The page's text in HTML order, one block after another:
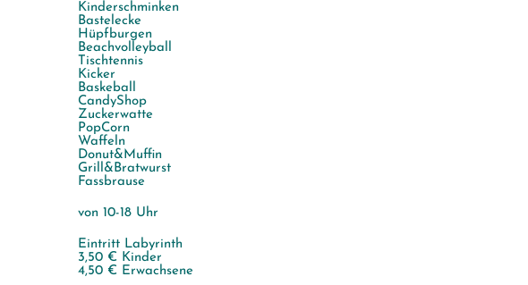
Kinderschminken
Bastelecke
Hüpfburgen
Beachvolleyball
Tischtennis
Kicker
Baskeball
CandyShop
Zuckerwatte
PopCorn
Waffeln
Donut&Muffin
Grill&Bratwurst
Fassbrause
von 10-18 Uhr
Eintritt Labyrinth
3,50 € Kinder
4,50 € Erwachsene